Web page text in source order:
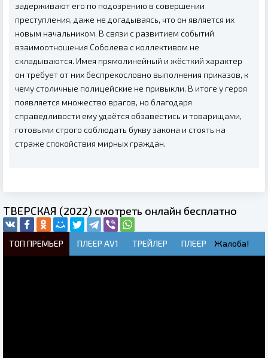
задерживают его по подозрению в совершении
преступления, даже не догадываясь, что он является их
новым начальником. В связи с развитием событий
взаимоотношения Соболева с коллективом не
складываются. Имея прямолинейный и жёсткий характер
он требует от них беспрекословно выполнения приказов, к
чему столичные полицейские не привыкли. В итоге у героя
появляется множество врагов, но благодаря
справедливости ему удаётся обзавестись и товарищами,
готовыми строго соблюдать букву закона и стоять на
страже спокойствия мирных граждан.
ТВЕРСКАЯ (2022) смотреть онлайн бесплатно
ТОП ПРЕМЬЕР ПЛЕЕР AV1 ТРЕЙЛЕР ПЛЕЕР Жалоба!